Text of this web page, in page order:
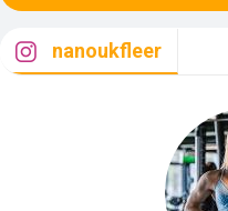
nanoukfleer